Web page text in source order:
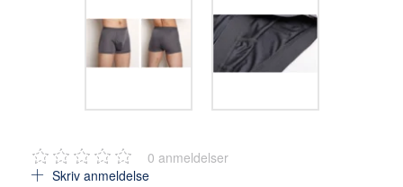
0 anmeldelser
Skriv anmeldelse